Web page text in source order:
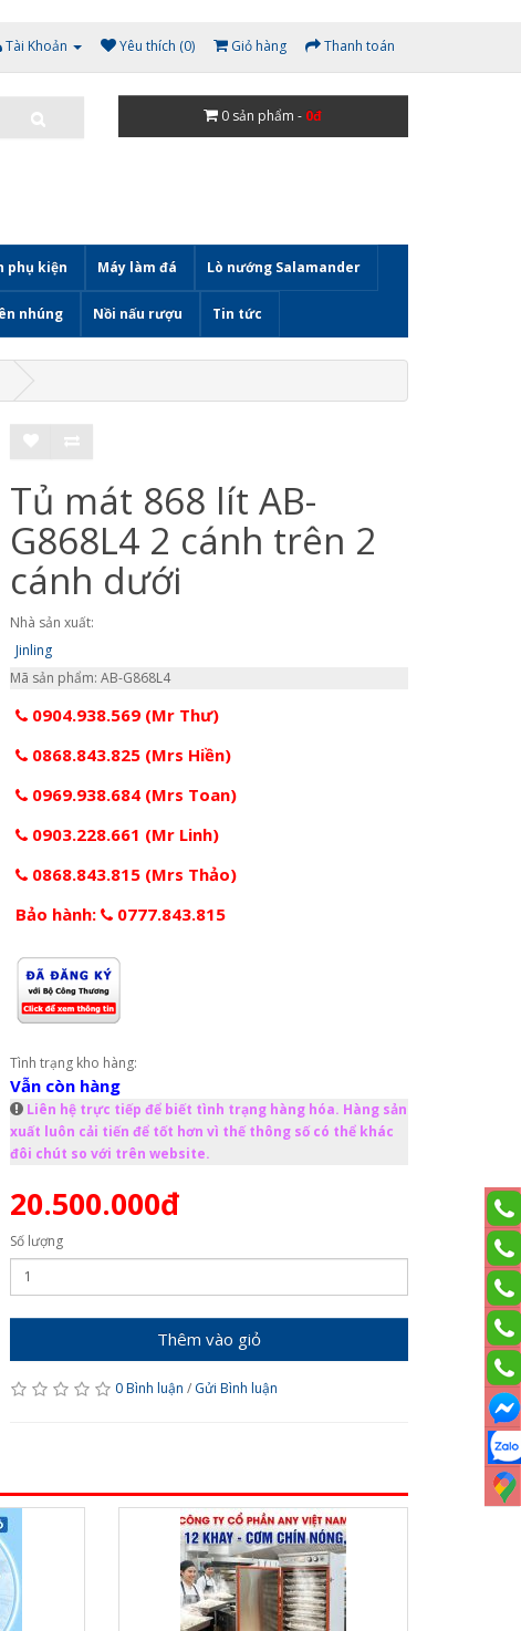
Tài Khoản Yêu thích (0) Giỏ hàng Thanh toán
0 sản phẩm - 0đ
phụ kiện Máy làm đá Lò nướng Salamander
nhúng Nồi nấu rượu Tin tức
Tủ mát 868 lít AB-
G868L4 2 cánh trên 2
cánh dưới
Nhà sản xuất:
Jinling
Mã sản phẩm: AB-G868L4
0904.938.569 (Mr Thư)
0868.843.825 (Mrs Hiền)
0969.938.684 (Mrs Toan)
0903.228.661 (Mr Linh)
0868.843.815 (Mrs Thảo)
Bảo hành:
0777.843.815
Tình trạng kho hàng:
Vẫn còn hàng
Liên hệ trực tiếp để biết tình trạng hàng hóa. Hàng sản
xuất luôn cải tiến để tốt hơn vì thế thông số có thể khác
đôi chút so với trên website.
20.500.000đ
Số lượng
Thêm vào giỏ
0 Bình luận / Gửi Bình luận